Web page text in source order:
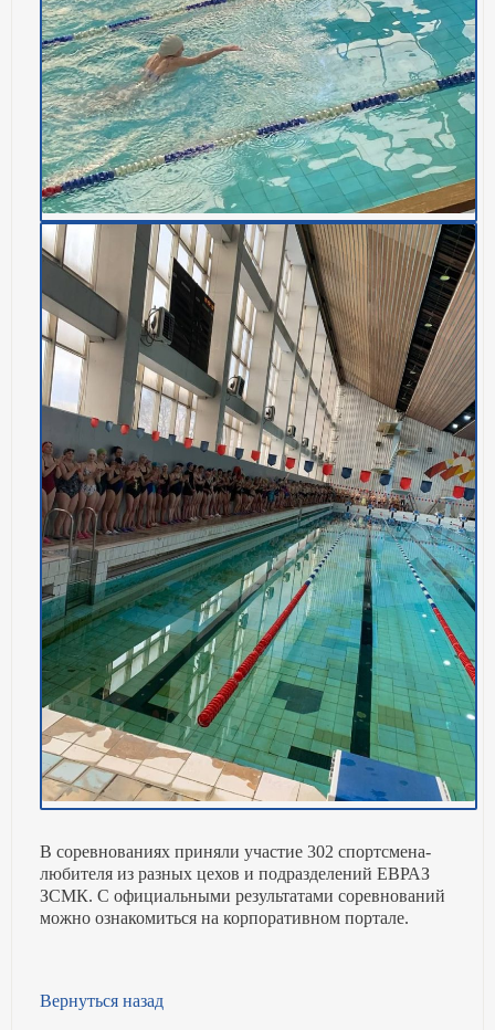
В соревнованиях приняли участие 302 спортсмена-
любителя из разных цехов и подразделений ЕВРАЗ
ЗСМК. С официальными результатами соревнований
можно ознакомиться на корпоративном портале.
Вернуться назад